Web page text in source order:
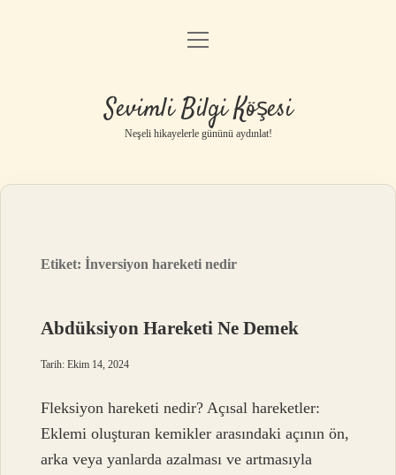
Anasayfa
Yasal Uyarı
menüyü
Sevimli Bilgi Köşesi
Neşeli hikayelerle gününü aydınlat!
Etiket:İnversiyon hareketi nedir
Abdüksiyon Hareketi Ne Demek
Tarih: Ekim 14, 2024
Fleksiyon hareketi nedir? Açısal hareketler:
Eklemi oluşturan kemikler arasındaki açının ön,
arka veya yanlarda azalması ve artmasıyla